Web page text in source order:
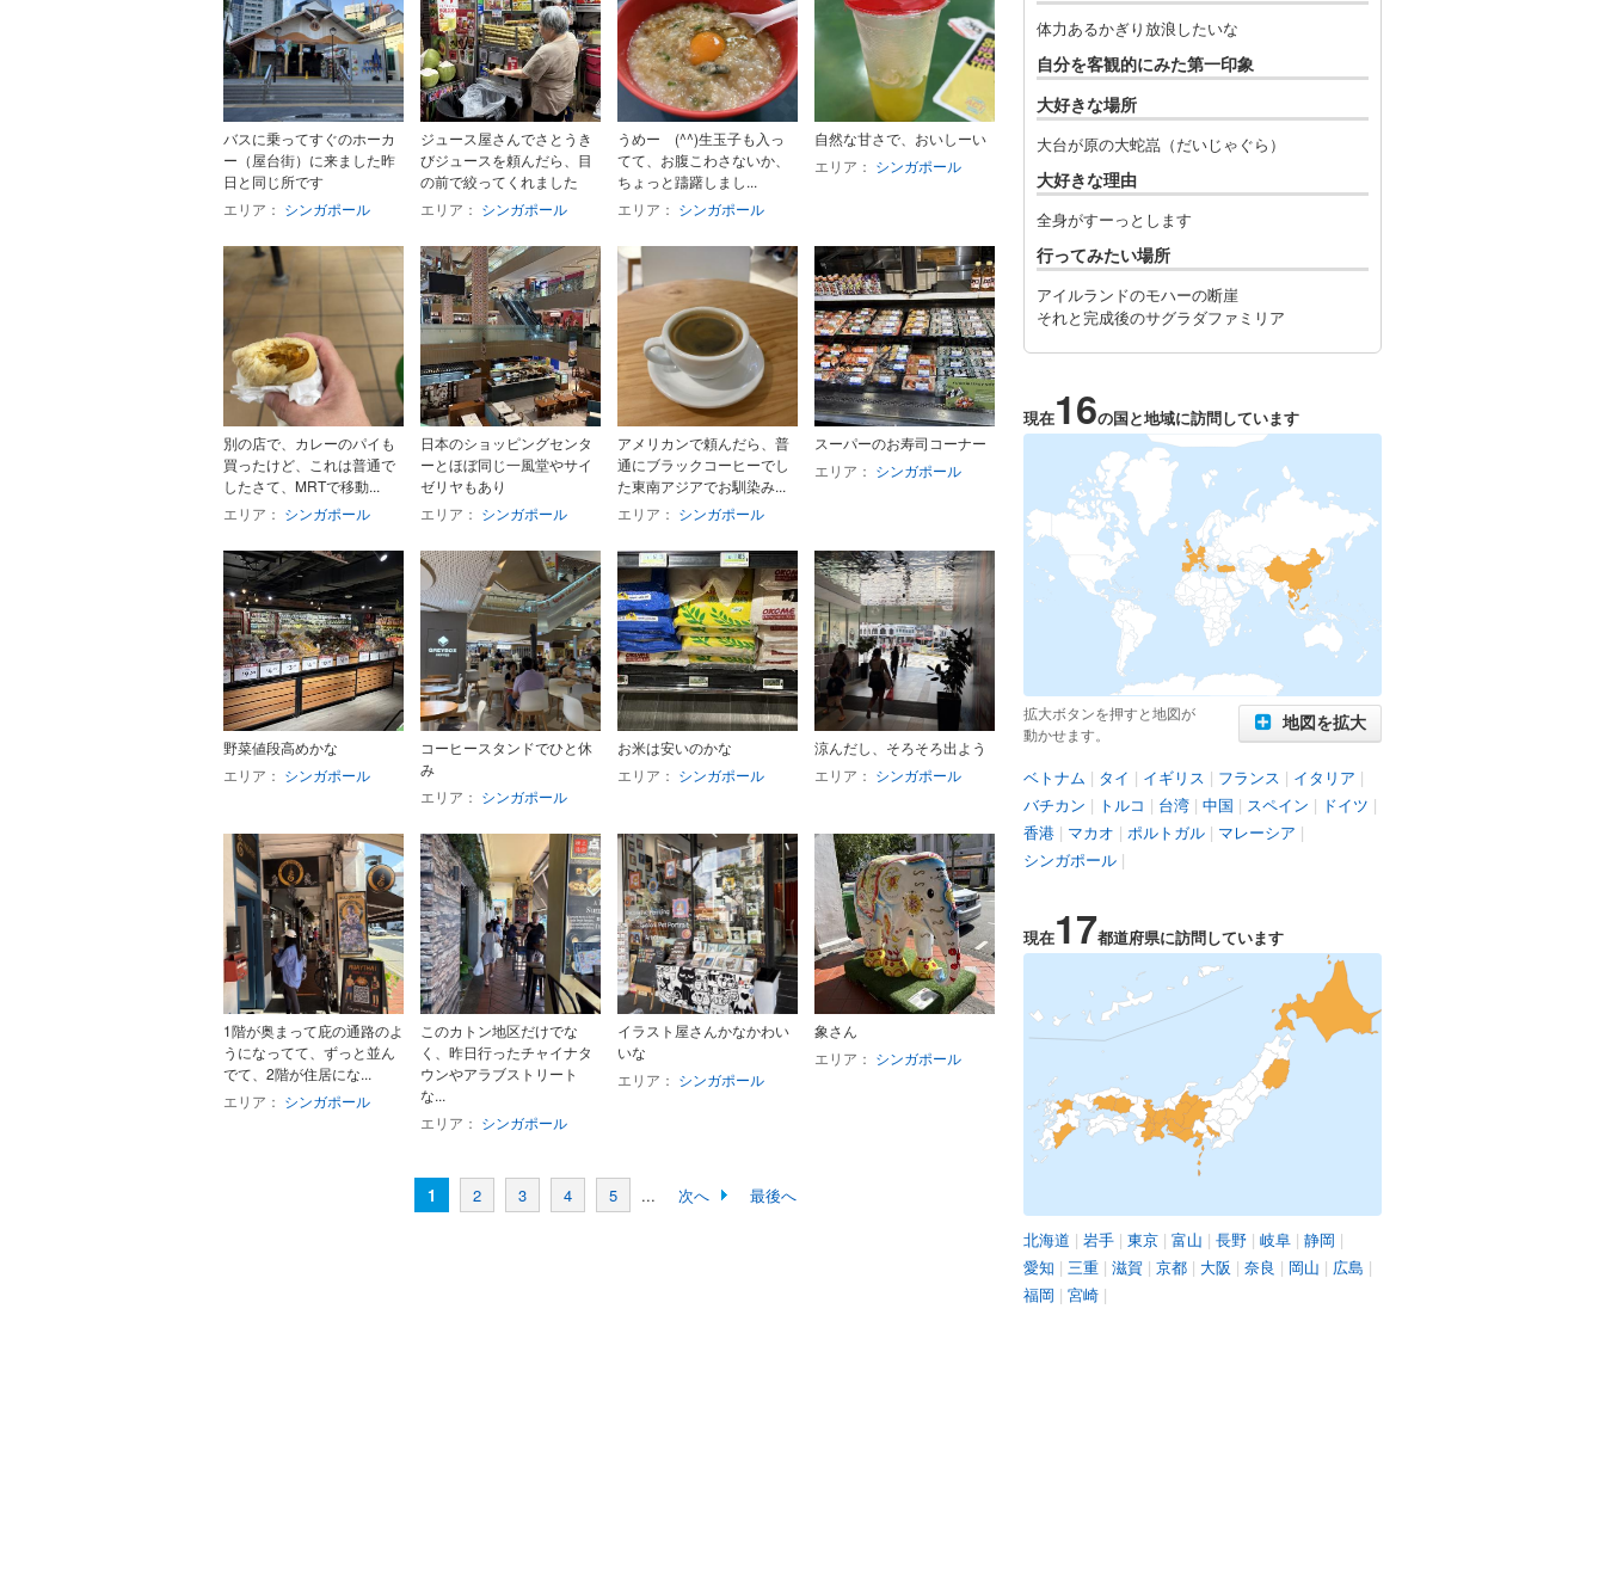
バスに乗ってすぐのホーカ
ー（屋台街）に来ました昨
日と同じ所です
エリア： シンガポール
ジュース屋さんでさとうき
びジュースを頼んだら、目
の前で絞ってくれました
エリア： シンガポール
うめー (^^)生玉子も入っ
てて、お腹こわさないか、
ちょっと躊躇しまし...
エリア： シンガポール
自然な甘さで、おいしーい
エリア： シンガポール
別の店で、カレーのパイも
買ったけど、これは普通で
したさて、MRTで移動...
エリア： シンガポール
日本のショッピングセンタ
ーとほぼ同じ一風堂やサイ
ゼリヤもあり
エリア： シンガポール
アメリカンで頼んだら、普
通にブラックコーヒーでし
た東南アジアでお馴染み...
エリア： シンガポール
スーパーのお寿司コーナー
エリア： シンガポール
野菜値段高めかな
エリア： シンガポール
コーヒースタンドでひと休
み
エリア： シンガポール
お米は安いのかな
エリア： シンガポール
涼んだし、そろそろ出よう
エリア： シンガポール
1階が奥まって庇の通路のよ
うになってて、ずっと並ん
でて、2階が住居にな...
エリア： シンガポール
このカトン地区だけでな
く、昨日行ったチャイナタ
ウンやアラブストリート
な...
エリア： シンガポール
イラスト屋さんかなかわい
いな
エリア： シンガポール
象さん
エリア： シンガポール
1 2 3 4 5 ... 次へ 最後へ
体力あるかぎり放浪したいな
自分を客観的にみた第一印象
大好きな場所
大台が原の大蛇嵓（だいじゃぐら）
大好きな理由
全身がすーっとします
行ってみたい場所
アイルランドのモハーの断崖
それと完成後のサグラダファミリア
現在16の国と地域に訪問しています
拡大ボタンを押すと地図が
動かせます。
地図を拡大
ベトナム | タイ | イギリス | フランス | イタリア |
バチカン | トルコ | 台湾 | 中国 | スペイン | ドイツ |
香港 | マカオ | ポルトガル | マレーシア |
シンガポール |
現在17都道府県に訪問しています
北海道 | 岩手 | 東京 | 富山 | 長野 | 岐阜 | 静岡 |
愛知 | 三重 | 滋賀 | 京都 | 大阪 | 奈良 | 岡山 | 広島 |
福岡 | 宮崎 |